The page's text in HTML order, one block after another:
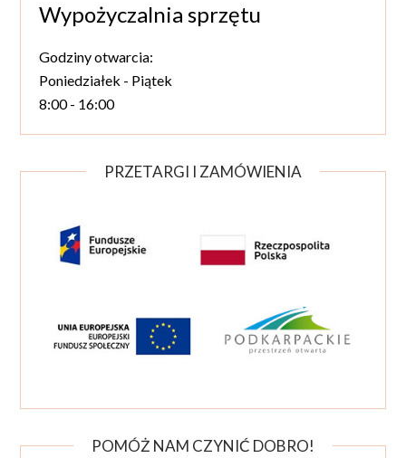
Wypożyczalnia sprzętu
Godziny otwarcia:
Poniedziałek - Piątek
8:00 - 16:00
PRZETARGI I ZAMÓWIENIA
POMÓŻ NAM CZYNIĆ DOBRO!